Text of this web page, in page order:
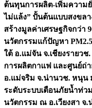
ต้นทุนการผลิต-เพิ่มความ
ไม่แล้ง” ปั้นต้นแบบสงขลา
สร้างมูลค่าเศรษฐกิจกว่า
นวัตกรรมแก้ปัญหา
ใต้ อ.แม่จัน จ.เชียงรายวช.
การผลิตกาแฟ และศูนย์ถ่
อ.แม่จริม จ.น่านวช. หนุน
ระดับระบบเตือนภัยน้ำท่
นวัตกรรม ณ อ.เวียงสา จ.